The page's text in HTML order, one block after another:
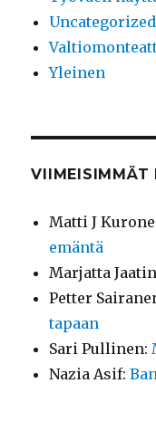
Uncategorized
Yleinen
VIIMEISIMMÄT
Matti J
emäntä
Marjatta
Petter
tapaan
Sari Pullinen:
Nazia Asif: